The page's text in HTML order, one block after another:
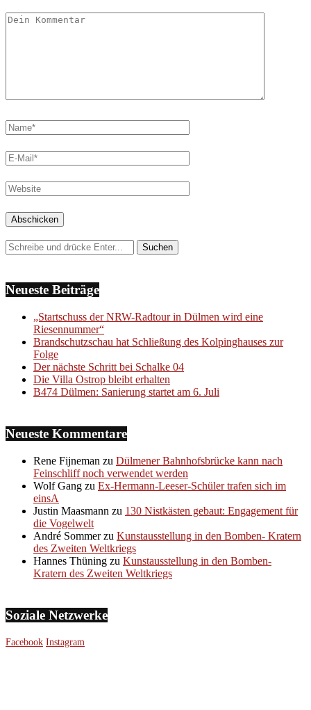
Neueste Beiträge
„Startschuss der NRW-Radtour in Dülmen wird eine
Riesennummer“
Brandschutzschau hat Schließung des Kolpinghauses zur
Folge
Der nächste Schritt bei Schalke 04
Die Villa Ostrop bleibt erhalten
B474 Dülmen: Sanierung startet am 6. Juli
Neueste Kommentare
Rene Fijneman zu Dülmener Bahnhofsbrücke kann nach
Feinschliff noch verwendet werden
Wolf Gang zu Ex-Hermann-Leeser-Schüler trafen sich im
einsA
Justin Maasmann zu 130 Nistkästen gebaut: Engagement für
die Vogelwelt
André Sommerzu Kunstausstellung in den Bomben- Kratern
des Zweiten Weltkriegs
Hannes Thüning zu Kunstausstellung in den Bomben-
Kratern des Zweiten Weltkriegs
Soziale Netzwerke
Facebook Instagram